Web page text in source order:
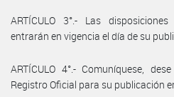
ARTÍCULO 3°.- Las
entrarán en vigencia el día de su
ARTÍCULO 4°.- Comuníquese,
Registro Oficial para su publicación